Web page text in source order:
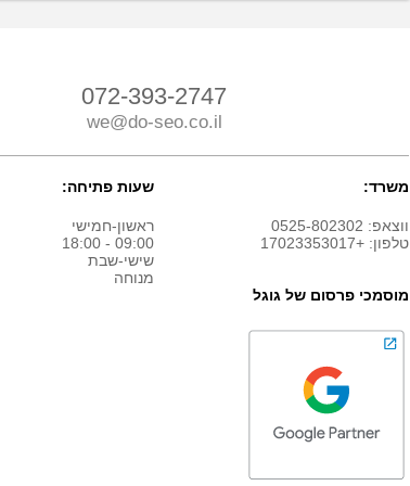
072-393-2747
we@do-seo.co.il
משרד:
ווצאפ: 0525-802302
טלפון: +17023353017
שעות פתיחה:
ראשון-חמישי
09:00 - 18:00
שישי-שבת
מנוחה
מוסמכי פרסום של גוגל